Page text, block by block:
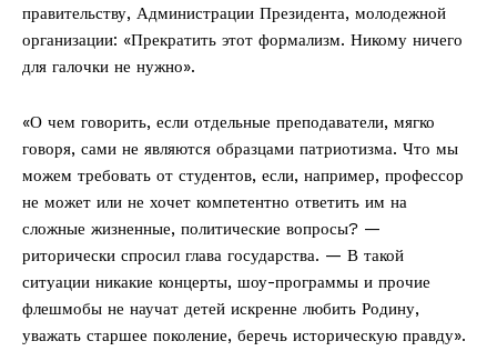
правительству, Администрации Президента, молодежной
организации: «Прекратить этот формализм. Никому ничего
для галочки не нужно».
«О чем говорить, если отдельные преподаватели, мягко
говоря, сами не являются образцами патриотизма. Что мы
можем требовать от студентов, если, например, профессор
не может или не хочет компетентно ответить им на
сложные жизненные, политические вопросы? —
риторически спросил глава государства. — В такой
ситуации никакие концерты, шоу-программы и прочие
флешмобы не научат детей искренне любить Родину,
уважать старшее поколение, беречь историческую правду».